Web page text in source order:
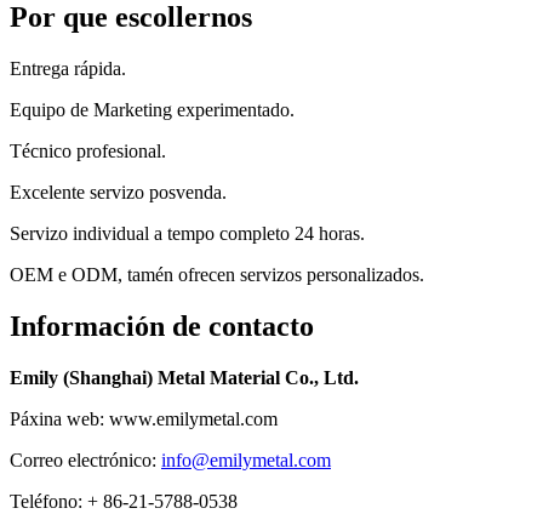
Por que escollernos
Entrega rápida.
Equipo de Marketing experimentado.
Técnico profesional.
Excelente servizo posvenda.
Servizo individual a tempo completo 24 horas.
OEM e ODM, tamén ofrecen servizos personalizados.
Información de contacto
Emily (Shanghai) Metal Material Co., Ltd.
Páxina web: www.emilymetal.com
Correo electrónico: info@emilymetal.com
Teléfono: + 86-21-5788-0538